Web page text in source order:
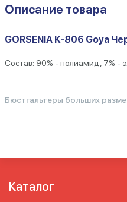
Описание товара
GORSENIA K-806 Goya
Состав: 90% - полиамид, 7% -
Бюстгальтеры больших
Каталог